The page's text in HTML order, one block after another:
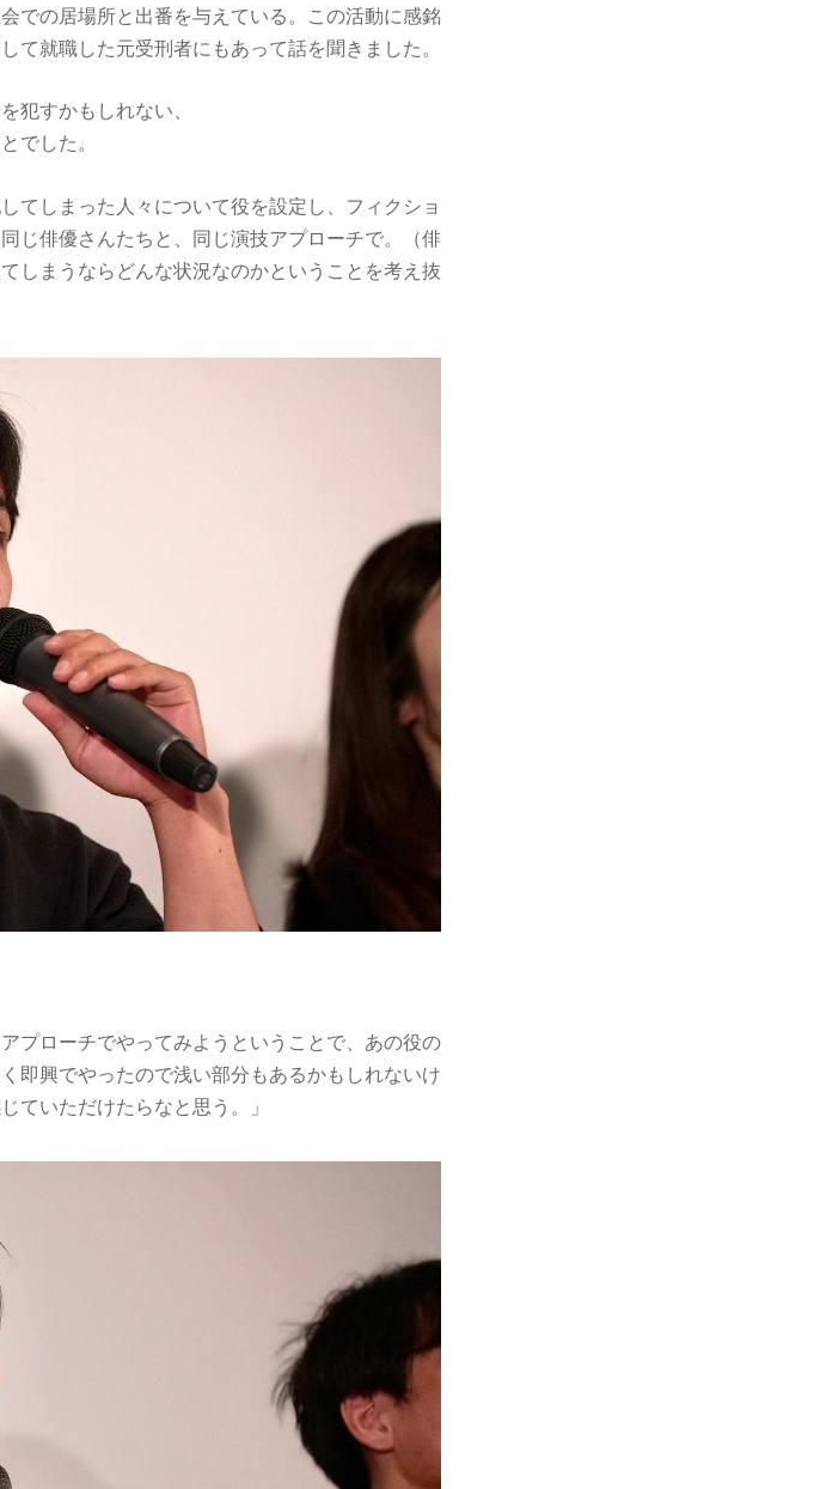
での居場所と出番を与えている。この活動に感銘
て就職した元受刑者にもあって話を聞きました。
犯すかもしれない、
でした。
てしまった人々について役を設定し、フィクショ
じ俳優さんたちと、同じ演技アプローチで。（俳
しまうならどんな状況なのかということを考え抜
プローチでやってみようということで、あの役の
即興でやったので浅い部分もあるかもしれないけ
ていただけたらなと思う。」